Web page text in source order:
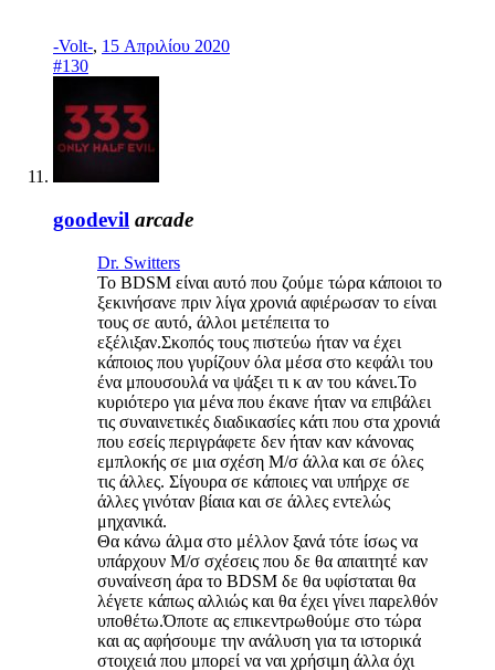
-Volt-, 15 Απριλίου 2020
#130
goodevil arcade
Dr. Switters
Το BDSM είναι αυτό που ζούμε τώρα κάποιοι το
ξεκινήσανε πριν λίγα χρονιά αφιέρωσαν το είναι
τους σε αυτό, άλλοι μετέπειτα το
εξέλιξαν.Σκοπός τους πιστεύω ήταν να έχει
κάποιος που γυρίζουν όλα μέσα στο κεφάλι του
ένα μπουσουλά να ψάξει τι κ αν του κάνει.Το
κυριότερο για μένα που έκανε ήταν να επιβάλει
τις συναινετικές διαδικασίες κάτι που στα χρονιά
που εσείς περιγράφετε δεν ήταν καν κάνονας
εμπλοκής σε μια σχέση Μ/σ άλλα και σε όλες
τις άλλες. Σίγουρα σε κάποιες ναι υπήρχε σε
άλλες γινόταν βίαια και σε άλλες εντελώς
μηχανικά.
Θα κάνω άλμα στο μέλλον ξανά τότε ίσως να
υπάρχουν Μ/σ σχέσεις που δε θα απαιτητέ καν
συναίνεση άρα το BDSM δε θα υφίσταται θα
λέγετε κάπως αλλιώς και θα έχει γίνει παρελθόν
υποθέτω.Όποτε ας επικεντρωθούμε στο τώρα
και ας αφήσουμε την ανάλυση για τα ιστορικά
στοιχειά που μπορεί να ναι χρήσιμη άλλα όχι